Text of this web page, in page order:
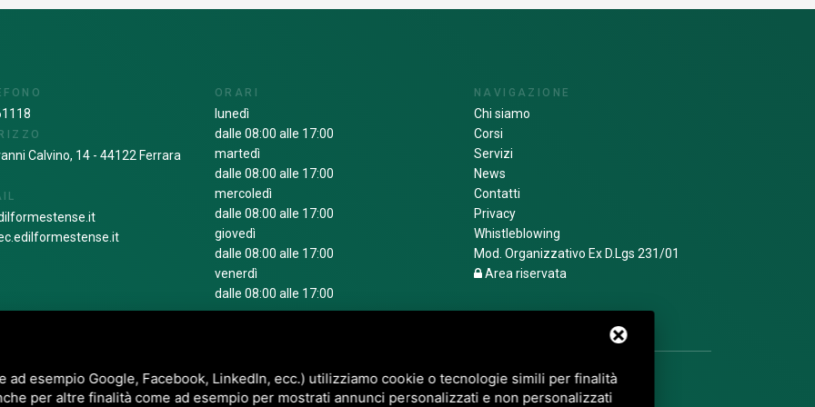
Calvino, 14 - 44122 Ferrara
ORARI
lunedì
dalle 08:00 alle 17:00
martedì
dalle 08:00 alle 17:00
mercoledì
dalle 08:00 alle 17:00
giovedì
dalle 08:00 alle 17:00
venerdì
dalle 08:00 alle 17:00
NAVIGAZIONE
Chi siamo
Corsi
Servizi
News
Contatti
Privacy
Whistleblowing
Mod. Organizzativo Ex D.Lgs 231/01
Area riservata
P.IVA. 01279820383 / C.F. 93000130380 / COD UNIVOCO 1N74KED /SITEMAP
È PROTETTO DA GOOGLE RECAPTCHA V3,PRIVACY POLICYETERMS OF SERVICEDI GOOGLE.
ad esempio Google, Facebook, LinkedIn, ecc.) utilizziamo cookie o tecnologie simili per finalità
per altre finalità come ad esempio per mostrati annunci personalizzati e non personalizzati